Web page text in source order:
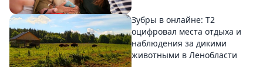
Зубры в онлайне: Т2
оцифровал места отдыха и
наблюдения за дикими
животными в Ленобласти